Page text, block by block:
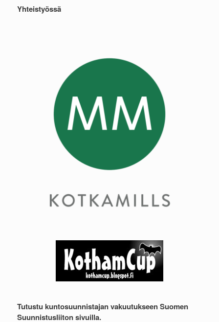
Yhteistyössä
Tutustu kuntosuunnistajan vakuutukseen Suomen
Suunnistusliiton sivuilla.